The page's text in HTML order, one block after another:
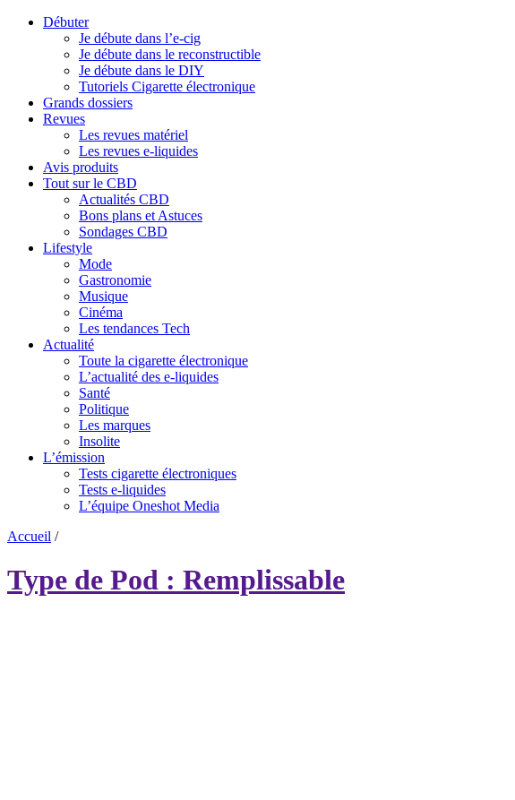
Débuter
Je débute dans l’e-cig
Je débute dans le reconstructible
Je débute dans le DIY
Tutoriels Cigarette électronique
Grands dossiers
Revues
Les revues matériel
Les revues e-liquides
Avis produits
Tout sur le CBD
Actualités CBD
Bons plans et Astuces
Sondages CBD
Lifestyle
Mode
Gastronomie
Musique
Cinéma
Les tendances Tech
Actualité
Toute la cigarette électronique
L’actualité des e-liquides
Santé
Politique
Les marques
Insolite
L’émission
Tests cigarette électroniques
Tests e-liquides
L’équipe Oneshot Media
Accueil /
Type de Pod : Remplissable